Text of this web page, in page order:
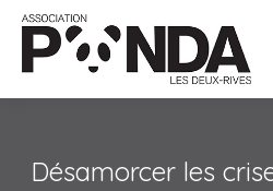
Désamorcer les